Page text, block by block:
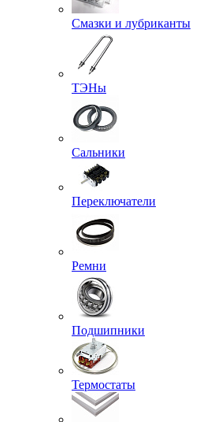
Смазки и лубриканты
ТЭНы
Сальники
Переключатели
Ремни
Подшипники
Термостаты